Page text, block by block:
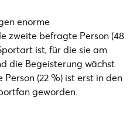
enorme
zweite befragte Person (48
ist, für die sie am
die Begeisterung wächst
(22 %) ist erst in den
geworden.